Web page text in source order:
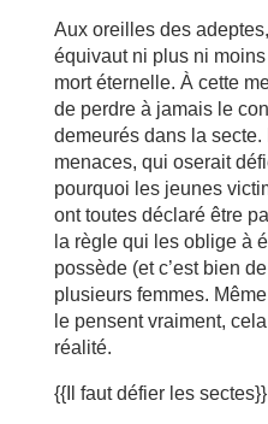
Aux oreilles des
équivaut ni plus ni
mort éternelle. À cette
de perdre à jamais le
demeurés dans la
menaces, qui oserait
pourquoi les jeunes
ont toutes déclaré être
la règle qui les oblige à
possède (et c’est bien
plusieurs femmes.
le pensent vraiment,
réalité.
{{Il faut défier les sectes}}